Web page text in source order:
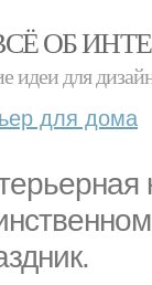
ОБ
идеи для
для дома